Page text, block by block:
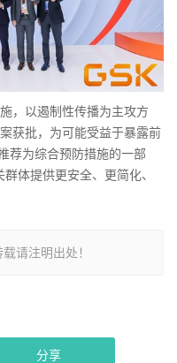
，以遏制性传播为主攻方
获批，为可能受益于暴露前
荐为综合预防措施的一部
体提供更安全、更简化、
请注明出处！
分享